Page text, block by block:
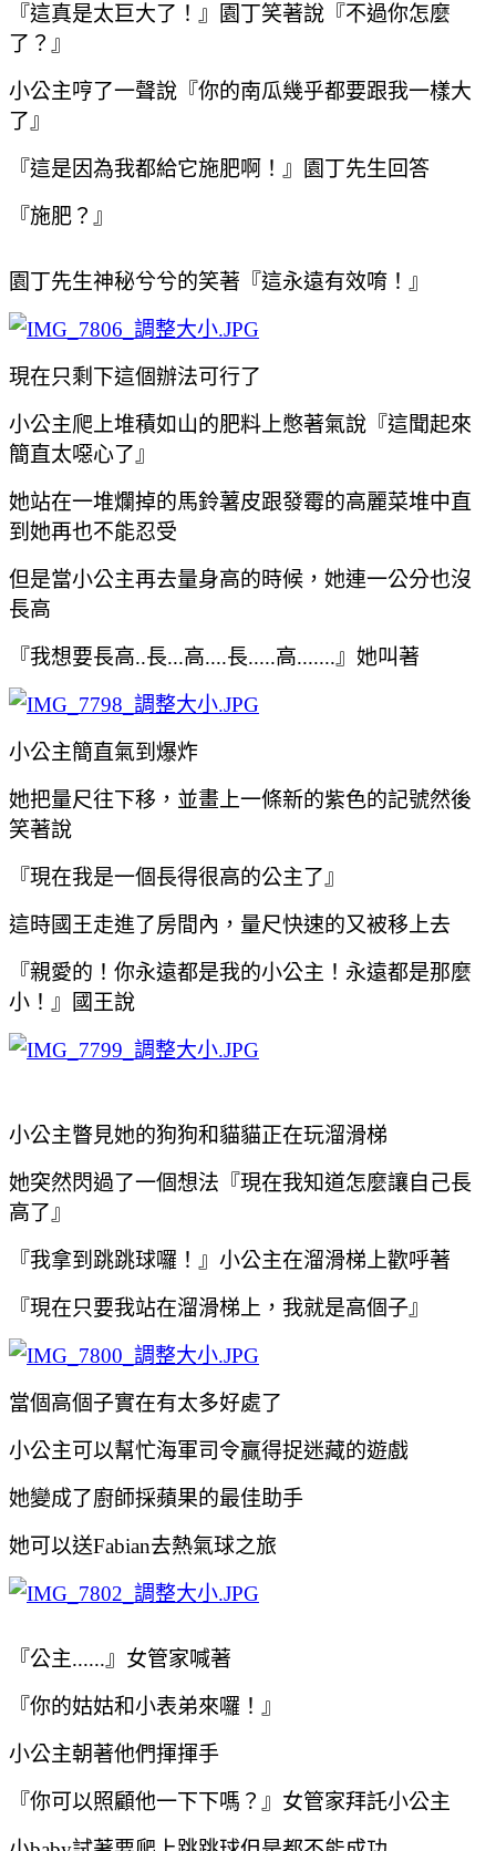
『這真是太巨大了！』園丁笑著說 『不過你怎麼
了？』
小公主哼了一聲說『你的南瓜幾乎都要跟我一樣大
了』
『這是因為我都給它施肥啊！』園丁先生回答
『施肥？』
園丁先生神秘兮兮的笑著『這永遠有效唷！』
現在只剩下這個辦法可行了
小公主爬上堆積如山的肥料上憋著氣說『這聞起來
簡直太噁心了』
她站在一堆爛掉的馬鈴薯皮跟發霉的高麗菜堆中直
到她再也不能忍受
但是當小公主再去量身高的時候，她連一公分也沒
長高
『我想要長高..長...高....長.....高.......』她叫著
小公主簡直氣到爆炸
她把量尺往下移，並畫上一條新的紫色的記號然後
笑著說
『現在我是一個長得很高的公主了』
這時國王走進了房間內，量尺快速的又被移上去
『親愛的！你永遠都是我的小公主！永遠都是那麼
小！』國王說
小公主瞥見她的狗狗和貓貓正在玩溜滑梯
她突然閃過了一個想法『現在我知道怎麼讓自己長
高了』
『我拿到跳跳球囉！』小公主在溜滑梯上歡呼著
『現在只要我站在溜滑梯上，我就是高個子』
當個高個子實在有太多好處了
小公主可以幫忙海軍司令贏得捉迷藏的遊戲
她變成了廚師採蘋果的最佳助手
她可以送Fabian去熱氣球之旅
『公主......』女管家喊著
『你的姑姑和小表弟來囉！』
小公主朝著他們揮揮手
『你可以照顧他一下下嗎？』女管家拜託小公主